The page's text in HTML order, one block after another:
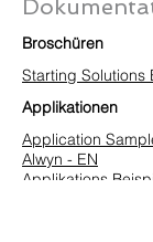
Broschüren
Starting Solutions
Applikationen
Application
Alwyn - EN
Applikations